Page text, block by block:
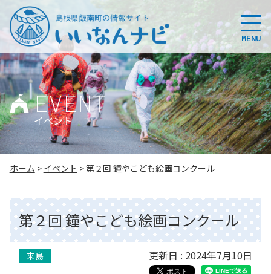
このページの本文へ
MENU
EVENT
イベント
こ
ー
ジ
の
位
ホーム > イベント >第２回 鐘やこども絵画コンクール
第２回 鐘やこども絵画コンクール
来島 更新日 : 2024年7月10日